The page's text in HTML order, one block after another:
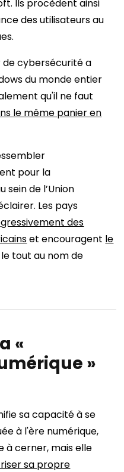
Ils procèdent ainsi
des utilisateurs au
de cybersécurité a
du monde entier
qu'il ne faut
le même panier en
pour la
sein de l’Union
Les pays
des
et encouragent le
le tout au nom de
«
»
sa capacité à se
à l'ère numérique,
à cerner, mais elle
sa propre